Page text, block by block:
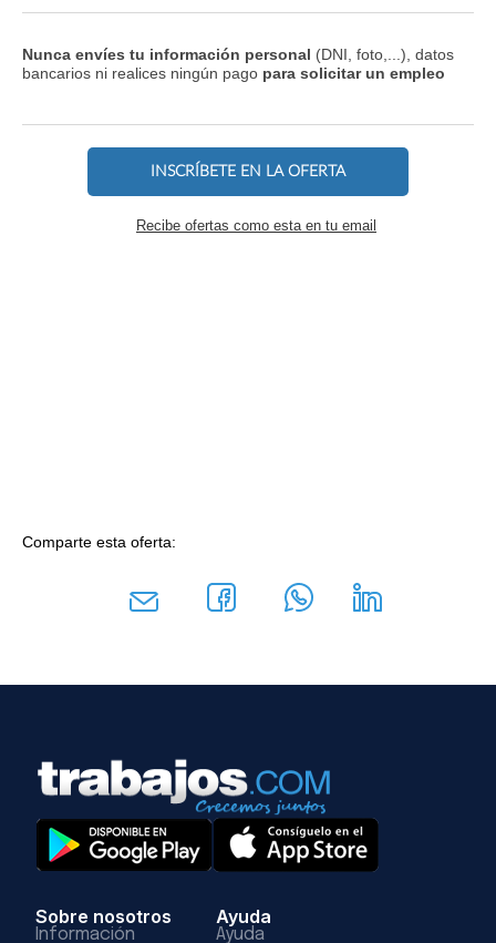
Nunca envíes tu información personal (DNI, foto,...), datos
bancarios ni realices ningún pago para solicitar un empleo
INSCRÍBETE EN LA OFERTA
Recibe ofertas como esta en tu email
Comparte esta oferta:
Sobre nosotros
Información
Ayuda
Ayuda